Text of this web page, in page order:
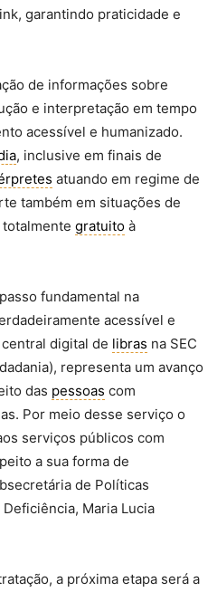
garantindo praticidade e
de informações sobre
e interpretação em tempo
acessível e humanizado.
, inclusive em finais de
atuando em regime de
também em situações de
gratuito à
fundamental na
acessível e
digital de libras na SEC
representa um avanço
das pessoas com
Por meio desse serviço o
serviços públicos com
a sua forma de
de Políticas
Deficiência, Maria Lucia
a próxima etapa será a